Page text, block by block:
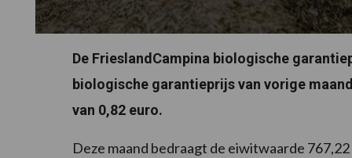
De FrieslandCampina biologische
biologische garantieprijs van vorige
van 0,82 euro.
Deze maand bedraagt de eiwitwaarde